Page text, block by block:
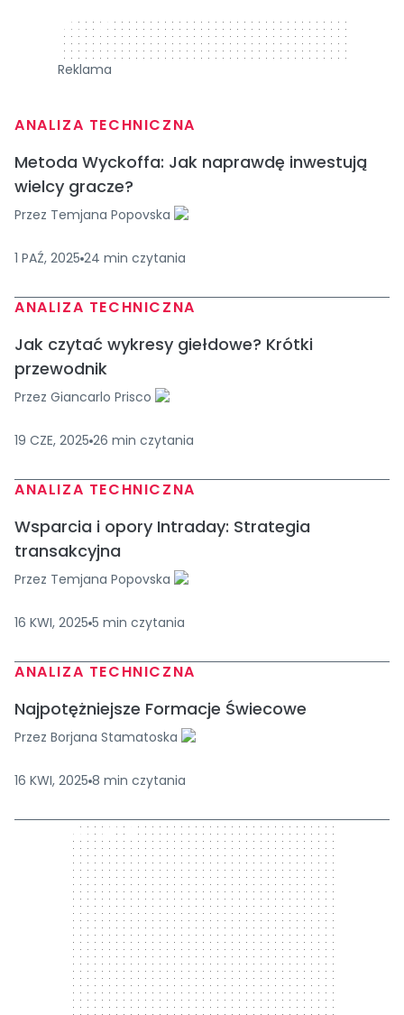
320 x 50
Reklama
ANALIZA TECHNICZNA
Metoda Wyckoffa: Jak naprawdę inwestują
wielcy gracze?
Przez Temjana Popovska
1 PAŹ, 2025 24 min czytania
ANALIZA TECHNICZNA
Jak czytać wykresy giełdowe? Krótki
przewodnik
Przez Giancarlo Prisco
19 CZE, 2025 26 min czytania
ANALIZA TECHNICZNA
Wsparcia i opory Intraday: Strategia
transakcyjna
Przez Temjana Popovska
16 KWI, 2025 5 min czytania
ANALIZA TECHNICZNA
Najpotężniejsze Formacje Świecowe
Przez Borjana Stamatoska
16 KWI, 2025 8 min czytania
300 x 250